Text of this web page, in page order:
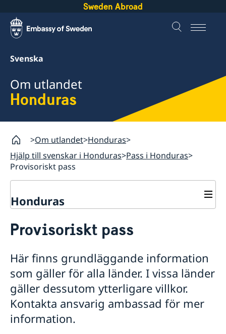
Sweden Abroad
Svenska
Om utlandet
Honduras
Om utlandet Honduras
Hjälp till svenskar i Honduras Pass i Honduras
Provisoriskt pass
Honduras
Hjälp till svenskar i Honduras
Akut hjälp i Honduras
Pass i Honduras
Provisoriskt pass
Ordinarie pass
Hjälp kring medborgarskap
Reseinformation
Provisoriskt pass
Här finns grundläggande information
som gäller för alla länder. I vissa länder
gäller dessutom ytterligare villkor.
Kontakta ansvarig ambassad för mer
information.